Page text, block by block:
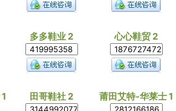
多多鞋业 2 心心鞋贸 2
田哥鞋社 2 莆田艾特-华莱士 1